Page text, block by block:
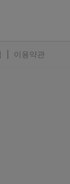
이용약관